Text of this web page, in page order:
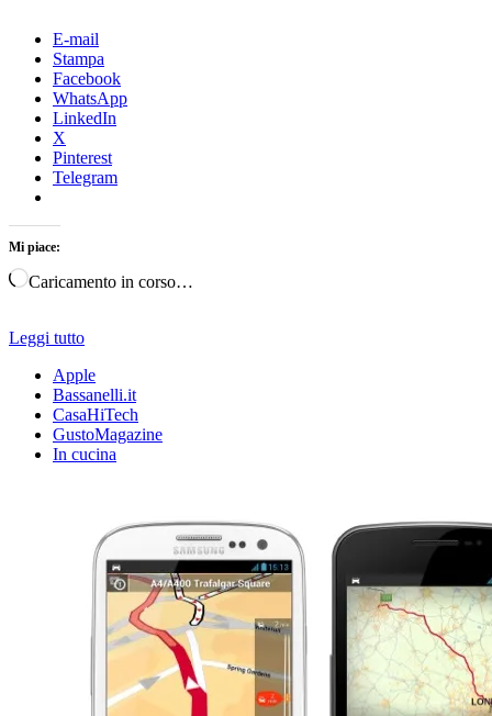
E-mail
Stampa
Facebook
WhatsApp
LinkedIn
X
Pinterest
Telegram
Mi piace:
Caricamento in corso…
Leggi tutto
Apple
Bassanelli.it
CasaHiTech
GustoMagazine
In cucina